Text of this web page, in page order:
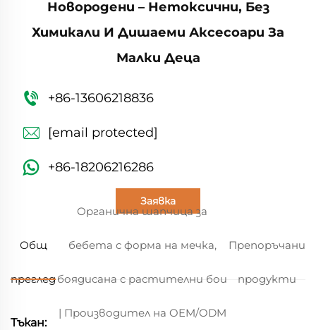
Новородени – Нетоксични, Без
Химикали И Дишаеми Аксесоари За
Малки Деца
+86-13606218836
[email protected]
+86-18206216286
Заявка
Общ
преглед
Органична шапчица за
бебета с форма на мечка,
боядисана с растителни бои
| Производител на OEM/ODM
Препоръчани
продукти
Тъкан: